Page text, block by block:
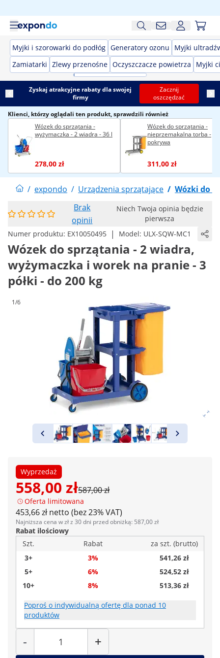
Myjki i szorowarki do podłóg Generatory ozonu
Myjki
Zamiatarki Zlewy przenośne Oczyszczacze powietrza Myjki
Zyskaj atrakcyjne rabaty dla swojej
firmy
Zacznij
oszczędzać
Klienci, którzy oglądali ten produkt, sprawdzili również
Wózek do sprzątania -
wyżymaczka - 2 wiadra - 36 l
278,00 zł
Wózek do sprzątania -
nieprzemakalna torba -
pokrywa
311,00 zł
/ expondo / Urządzenia sprzątające / Wózki do
Brak
opinii
Niech Twoja opinia będzie
pierwsza
Numer produktu: EX10050495 | Model: ULX-SQW-MC1
Wózek do sprzątania - 2 wiadra,
wyżymaczka i worek na pranie - 3
półki - do 200 kg
1/6
Wyprzedaż
558,00 zł587,00 zł
Oferta limitowana
453,66 zł netto (bez 23% VAT)
Najniższa cena w zł z 30 dni przed obniżką: 587,00 zł
Rabat ilościowy
Szt.
Rabat
za szt. (brutto)
3+
3%
541,26 zł
5+
6%
524,52 zł
10+
8% 513,36 zł
Poproś o indywidualną ofertę dla ponad 10
produktów
-
Liczba
+